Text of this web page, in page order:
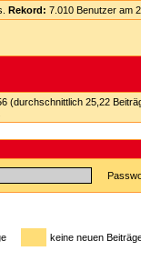
Rekord: 7.010 Benutzer am
(durchschnittlich 25,22
keine neuen